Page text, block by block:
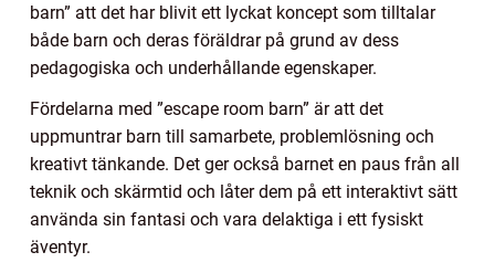
barn” att det har blivit ett lyckat koncept som tilltalar
både barn och deras föräldrar på grund av dess
pedagogiska och underhållande egenskaper.
Fördelarna med ”escape room barn” är att det
uppmuntrar barn till samarbete, problemlösning och
kreativt tänkande. Det ger också barnet en paus från all
teknik och skärmtid och låter dem på ett interaktivt sätt
använda sin fantasi och vara delaktiga i ett fysiskt
äventyr.